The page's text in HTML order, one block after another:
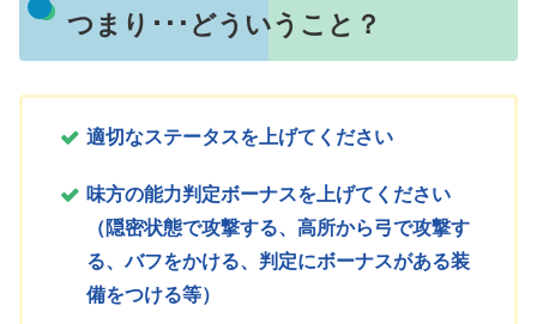
つまり･･･どういうこと？
適切なステータスを上げてください
味方の能力判定ボーナスを上げてください
（隠密状態で攻撃する、高所から弓で攻撃す
る、バフをかける、判定にボーナスがある装
備をつける等）